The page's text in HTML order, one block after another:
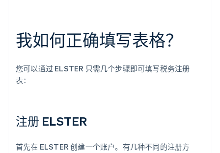
我如何正确填写表格？
您可以通过 ELSTER 只需几个步骤即可填写税务注册
表：
注册 ELSTER
首先在 ELSTER 创建一个账户。有几种不同的注册方